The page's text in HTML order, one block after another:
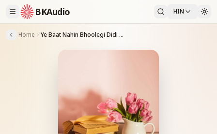
BKAudio HIN
Home Ye Baat Nahin Bhoolegi Didi Manmohini